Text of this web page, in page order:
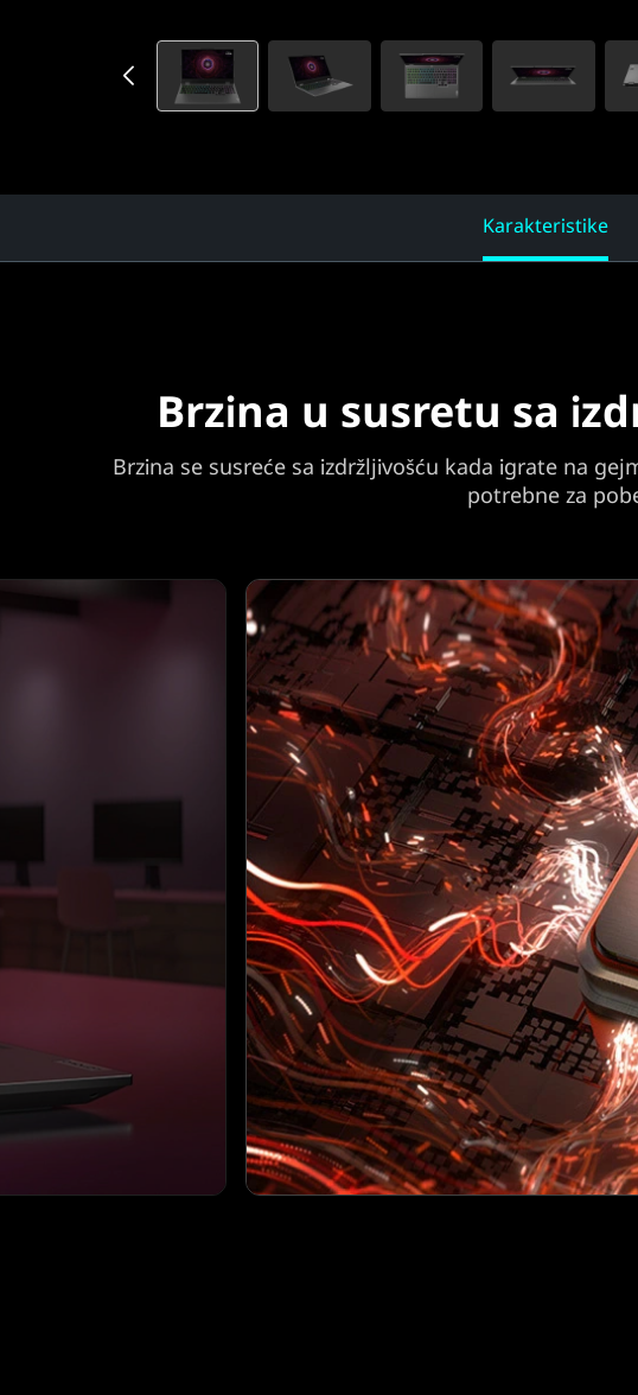
Karakteristike
Brzina u susretu sa
Brzina se susreće sa izdržljivošću kada igrate na
potrebne za